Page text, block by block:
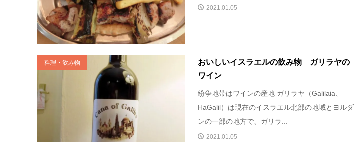
2021.01.05
料理・飲み物
おいしいイスラエルの飲み物 ガリラヤの
ワイン
紛争地帯はワインの産地 ガリラヤ（Galilaia、
HaGalil）は現在のイスラエル北部の地域とヨルダ
ンの一部の地方で、ガリラ...
2021.01.05